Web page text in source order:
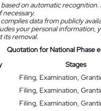
on automatic recognition.
necessary.
data from publicly
your personal information,
its removal.
Quotation for National Phase
Stages
Filing, Examination,
Filing, Examination,
Filing, Examination,